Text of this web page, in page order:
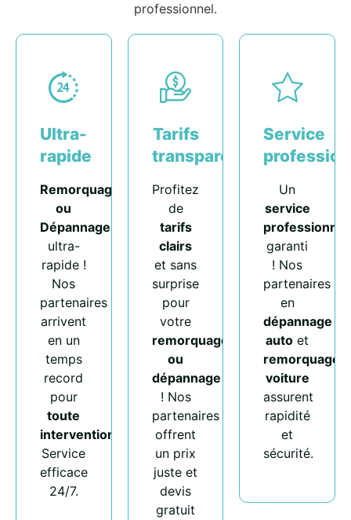
professionnel.
Ultra-
rapide
Remorquage
ou
Dépannage
ultra-
rapide !
Nos
partenaires
arrivent
en un
temps
record
pour
toute
intervention
Service
efficace
24/7.
Tarifs
transparents
Profitez
de
tarifs
clairs
et sans
surprise
pour
votre
remorquage
ou
dépannage
! Nos
partenaires
offrent
un prix
juste et
devis
gratuit
Service
Un
service
professionnel
garanti
! Nos
partenaires
en
dépannage
auto et
remorquage
voiture
assurent
rapidité
et
sécurité.